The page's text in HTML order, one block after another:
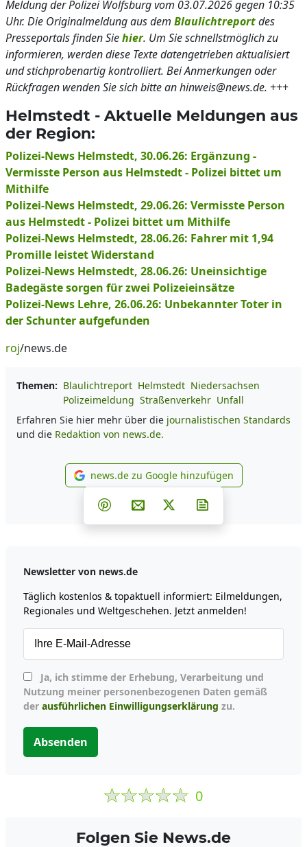
Meldung der Polizei Wolfsburg vom 03.07.2026 gegen 10:35
Uhr. Die Originalmeldung aus dem Blaulichtreportdes
Presseportals finden Siehier. Um Sie schnellstmöglich zu
informieren, werden diese Texte datengetrieben aktualisiert
und stichprobenartig kontrolliert. Bei Anmerkungen oder
Rückfragen wenden Sie sich bitte an hinweis@news.de. +++
Helmstedt - Aktuelle Meldungen aus
der Region:
Polizei-News Helmstedt, 30.06.26: Ergänzung -
Vermisste Person aus Helmstedt - Polizei bittet um
Mithilfe
Polizei-News Helmstedt, 29.06.26: Vermisste Person
aus Helmstedt - Polizei bittet um Mithilfe
Polizei-News Helmstedt, 28.06.26: Fahrer mit 1,94
Promille leistet Widerstand
Polizei-News Helmstedt, 28.06.26: Uneinsichtige
Badegäste sorgen für zwei Polizeieinsätze
Polizei-News Lehre, 26.06.26: Unbekannter Toter in
der Schunter aufgefunden
roj/news.de
Themen: Blaulichtreport Helmstedt Niedersachsen
Polizeimeldung Straßenverkehr Unfall
Erfahren Sie hier mehr über die journalistischen Standards
und die Redaktion von news.de.
news.de zu Google
news.de zu Google hinzufügen
Teilen auf Facebook
Teilen auf Whatsapp
Teilen auf Telegram
Teilen auf Pinterest
Per E-Mail teilen
Post auf X
Newsletter von news.de
Täglich kostenlos & topaktuell informiert: Eilmeldungen,
Regionales und Weltgeschehen. Jetzt anmelden!
Nutzung meiner personenbezogenen Daten gemäß
der ausführlichen Einwilligungserklärung zu.
Absenden
0
Folgen Sie News.de